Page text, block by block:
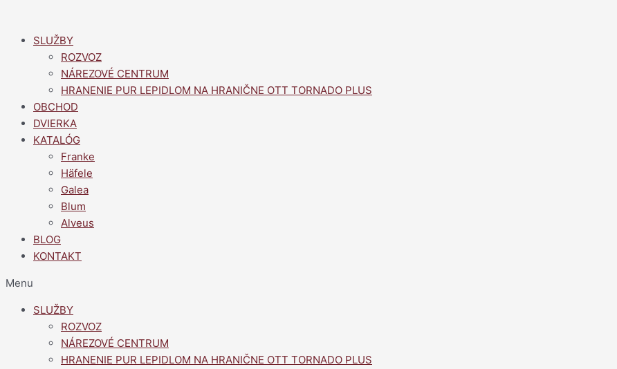
obsahSLUŽBY
ROZVOZ
NÁREZOVÉ CENTRUM
HRANENIE PUR LEPIDLOM NA HRANIČNE OTT TORNADO PLUS
OBCHOD
DVIERKA
KATALÓG
Franke
Häfele
Galea
Blum
Alveus
BLOG
KONTAKT
Menu
SLUŽBY
ROZVOZ
NÁREZOVÉ CENTRUM
HRANENIE PUR LEPIDLOM NA HRANIČNE OTT TORNADO PLUS